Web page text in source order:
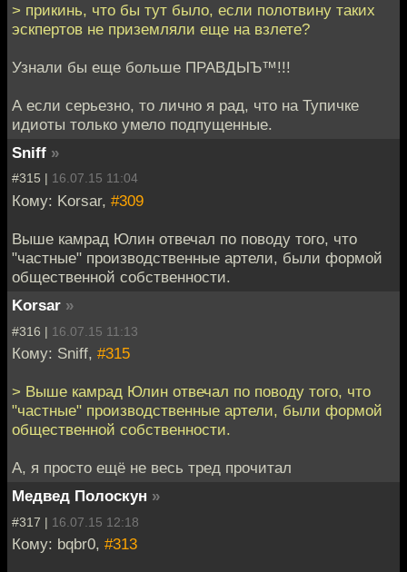
> прикинь, что бы тут было, если полотвину таких
эскпертов не приземляли еще на взлете?
Узнали бы еще больше ПРАВДЫЪ™!!!
А если серьезно, то лично я рад, что на Тупичке
идиоты только умело подпущенные.
Sniff »
#315 | 16.07.15 11:04
Кому: Korsar, #309
Выше камрад Юлин отвечал по поводу того, что
"частные" производственные артели, были формой
общественной собственности.
Korsar »
#316 | 16.07.15 11:13
Кому: Sniff, #315
> Выше камрад Юлин отвечал по поводу того, что
"частные" производственные артели, были формой
общественной собственности.
А, я просто ещё не весь тред прочитал
Медвед Полоскун »
#317 | 16.07.15 12:18
Кому: bqbr0, #313